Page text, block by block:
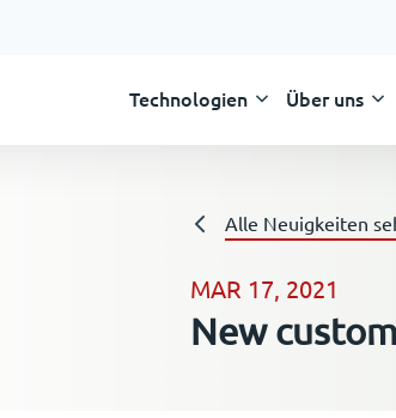
Technologien Über uns
Alle Neuigkeiten
MAR 17, 2021
New